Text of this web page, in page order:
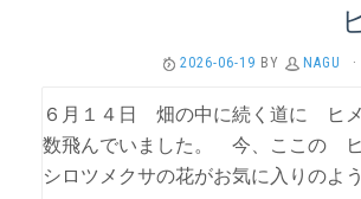
2026-06-19 BY NAGU ·
６月１４日 畑の中に続く道に ヒ
数飛んでいました。 今、ここの
シロツメクサの花がお気に入りのよう